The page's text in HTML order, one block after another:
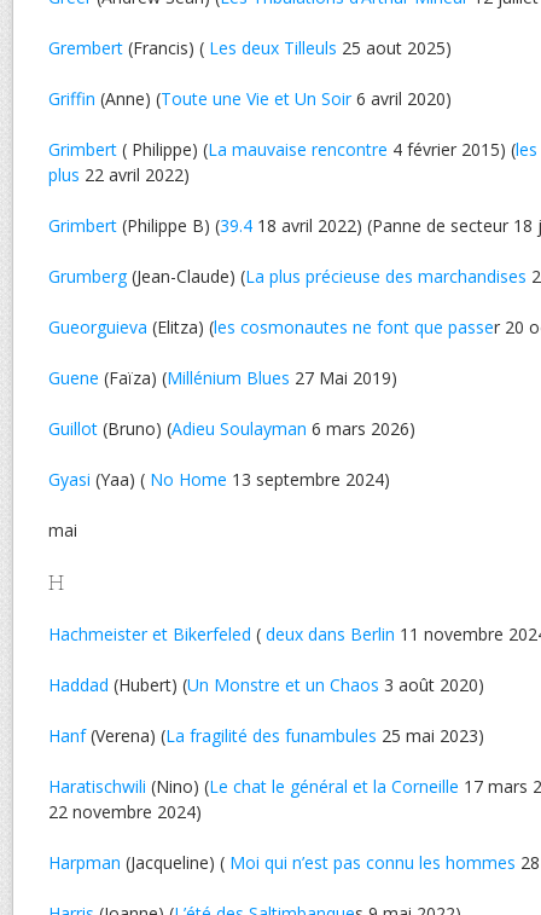
Grembert (Francis) ( Les deux Tilleuls 25 aout 2025)
Griffin (Anne) (Toute une Vie et Un Soir6 avril 2020)
Grimbert ( Philippe) (La mauvaise rencontre 4 février 2015) (
plus 22 avril 2022)
Grimbert (Philippe B) (39.4 18 avril 2022) (Panne de secteur 18
Grumberg(Jean-Claude) (La plus précieuse des marchandises
Gueorguieva (Elitza) (les cosmonautes ne font que passer 20
Guene (Faïza) (Millénium Blues 27 Mai 2019)
Guillot (Bruno) (Adieu Soulayman 6 mars 2026)
Gyasi (Yaa) ( No Home 13 septembre 2024)
mai
H
Hachmeister et Bikerfeled ( deux dans Berlin 11 novembre
Haddad (Hubert) (Un Monstre et un Chaos 3 août 2020)
Hanf(Verena) (La fragilité des funambules 25 mai 2023)
Haratischwili (Nino) (Le chat le général et la Corneille 17 mars
22 novembre 2024)
Harpman (Jacqueline) ( Moi qui n’est pas connu les hommes